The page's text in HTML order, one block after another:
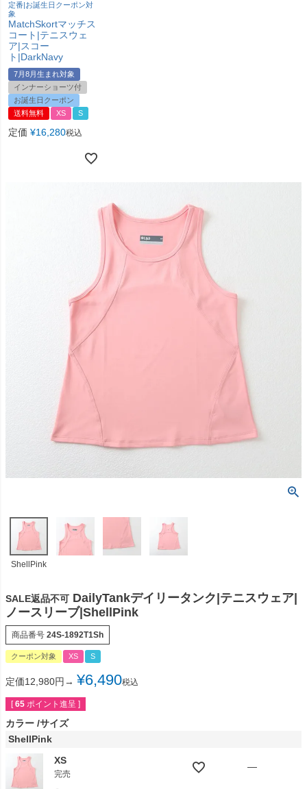
定番|お誕生日クーポン対
象
MatchSkortマッチス
コート|テニスウェ
ア|スコー
ト|DarkNavy
7月8月生まれ対象
インナーショーツ付
お誕生日クーポン
送料無料
XS S
定価 ¥16,280税込
ShellPink
SALE返品不可 DailyTankデイリータンク|テニスウェア|
ノースリーブ|ShellPink
商品番号 24S-1892T1Sh
クーポン対象 XS S
定価12,980円→ ¥6,490税込
[ 65 ポイント進呈 ]
カラー サイズ
ShellPink
XS
完売
—